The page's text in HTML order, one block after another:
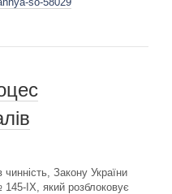
Закону України
145-IX, який розблоковує